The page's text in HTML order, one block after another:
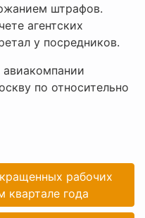
штрафов.
агентских
у посредников.
авиакомпании
по относительно
рабочих
квартале года